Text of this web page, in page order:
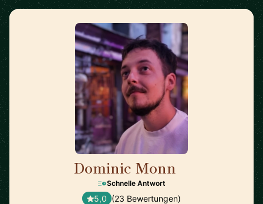
Dominic Monn
Schnelle Antwort
5,0 (23 Bewertungen)